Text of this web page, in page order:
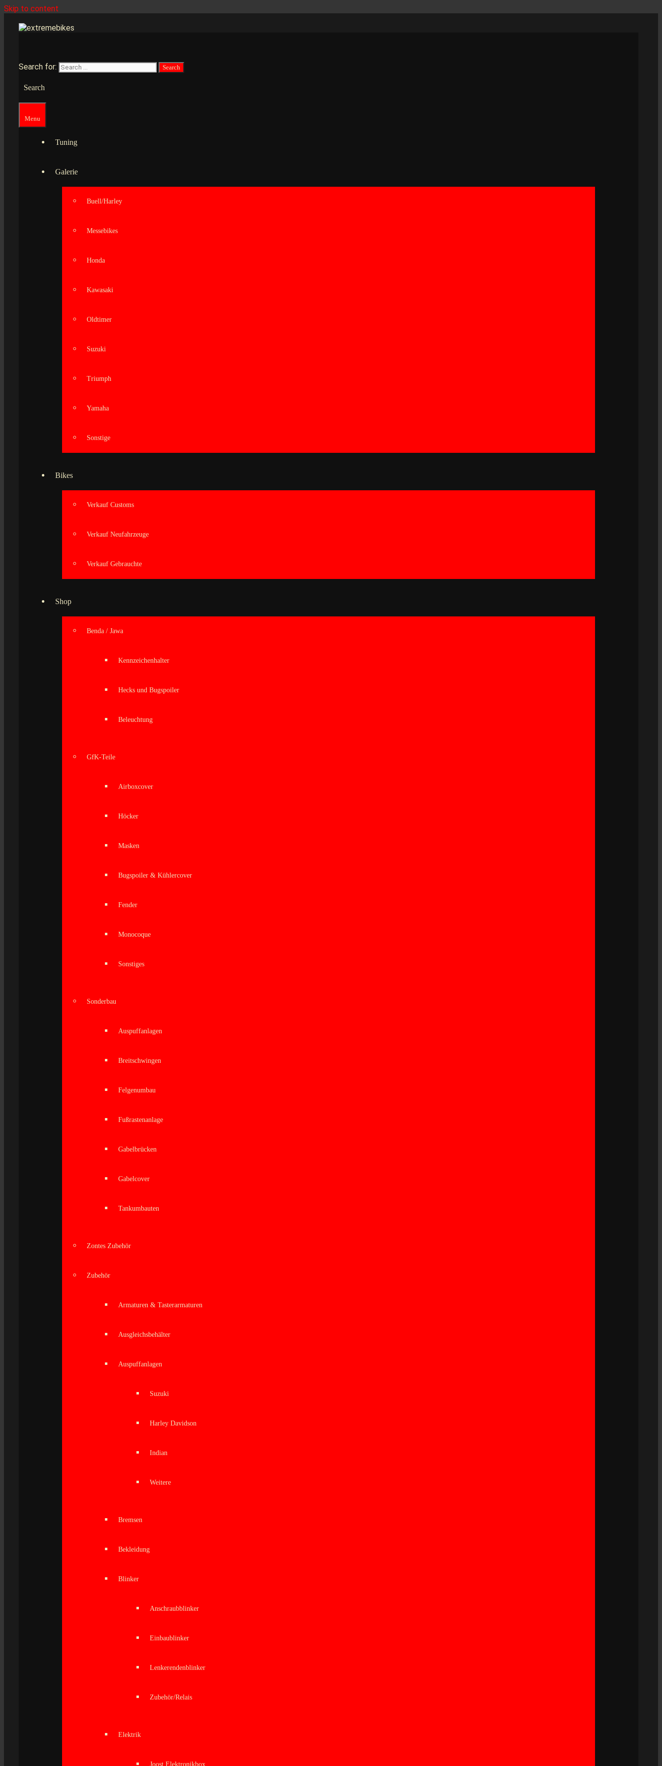
Skip to content
Search for:
Search
Menu
Tuning
Galerie
Buell/Harley
Messebikes
Honda
Kawasaki
Oldtimer
Suzuki
Triumph
Yamaha
Sonstige
Bikes
Verkauf Customs
Verkauf Neufahrzeuge
Verkauf Gebrauchte
Shop
Benda / Jawa
Kennzeichenhalter
Hecks und Bugspoiler
Beleuchtung
GfK-Teile
Airboxcover
Höcker
Masken
Bugspoiler & Kühlercover
Fender
Monocoque
Sonstiges
Sonderbau
Auspuffanlagen
Breitschwingen
Felgenumbau
Fußrastenanlage
Gabelbrücken
Gabelcover
Tankumbauten
Zontes Zubehör
Zubehör
Armaturen & Tasterarmaturen
Ausgleichsbehälter
Auspuffanlagen
Suzuki
Harley Davidson
Indian
Weitere
Bremsen
Bekleidung
Blinker
Anschraubblinker
Einbaublinker
Lenkerendenblinker
Zubehör/Relais
Elektrik
Joost Elektronikbox